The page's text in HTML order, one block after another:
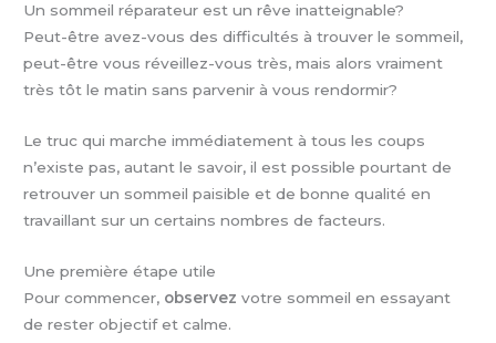
Un sommeil réparateur est un rêve inatteignable?
Peut-être avez-vous des difficultés à trouver le sommeil,
peut-être vous réveillez-vous très, mais alors vraiment
très tôt le matin sans parvenir à vous rendormir?
Le truc qui marche immédiatement à tous les coups
n’existe pas, autant le savoir, il est possible pourtant de
retrouver un sommeil paisible et de bonne qualité en
travaillant sur un certains nombres de facteurs.
Une première étape utile
Pour commencer, observez votre sommeil en essayant
de rester objectif et calme.